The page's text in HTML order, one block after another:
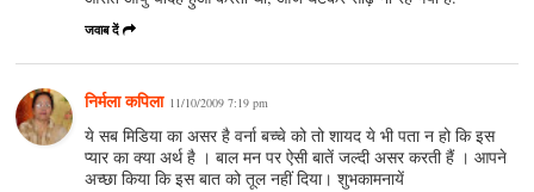
जवाब दें
निर्मला कपिला 11/10/2009 7:19 pm
ये सब मिडिया का असर है वर्ना बच्चे को तो शायद ये भी पता न हो कि इस
प्यार का क्या अर्थ है । बाल मन पर ऐसी बातें जल्दी असर करती हैं । आपने
अच्छा किया कि इस बात को तूल नहीं दिया। शुभकामनायें